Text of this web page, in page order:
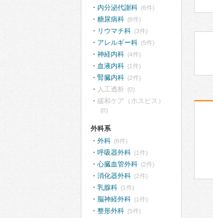
内分泌代謝科 (6件)
糖尿病科 (8件)
リウマチ科 (3件)
アレルギー科 (5件)
神経内科 (4件)
血液内科 (1件)
腎臓内科 (2件)
人工透析 (0)
緩和ケア（ホスピス）
(0)
外科系
外科 (6件)
呼吸器外科 (1件)
心臓血管外科 (2件)
消化器外科 (2件)
乳腺科 (1件)
脳神経外科 (1件)
整形外科 (5件)